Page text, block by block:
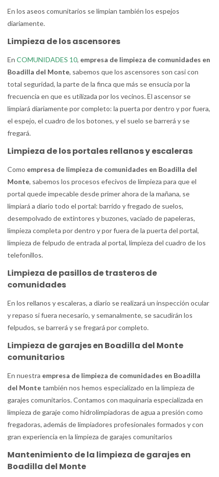
En los aseos comunitarios se limpian también los espejos
diariamente.
Limpieza de los ascensores
En COMUNIDADES 10, empresa de limpieza de comunidades en
Boadilla del Monte, sabemos que los ascensores son casi con
total seguridad, la parte de la finca que más se ensucia por la
frecuencia en que es utilizada por los vecinos. El ascensor se
limpiará diariamente por completo: la puerta por dentro y por fuera,
el espejo, el cuadro de los botones, y el suelo se barrerá y se
fregará.
Limpieza de los portales rellanos y escaleras
Como empresa de limpieza de comunidades en Boadilla del
Monte, sabemos los procesos efecivos de limpieza para que el
portal quede impecable desde primer ahora de la mañana, se
limpiará a diario todo el portal: barrido y fregado de suelos,
desempolvado de extintores y buzones, vaciado de papeleras,
limpieza completa por dentro y por fuera de la puerta del portal,
limpieza de felpudo de entrada al portal, limpieza del cuadro de los
telefonillos.
Limpieza de pasillos de trasteros de
comunidades
En los rellanos y escaleras, a diario se realizará un inspección ocular
y repaso si fuera necesario, y semanalmente, se sacudirán los
felpudos, se barrerá y se fregará por completo.
Limpieza de garajes en Boadilla del Monte
comunitarios
En nuestra empresa de limpieza de comunidades en Boadilla
del Montetambién nos hemos especializado en la limpieza de
garajes comunitarios. Contamos con maquinaria especializada en
limpieza de garaje como hidrolimpiadoras de agua a presión como
fregadoras, además de limpiadores profesionales formados y con
gran experiencia en la limpieza de garajes comunitarios
Mantenimiento de la limpieza de garajes en
Boadilla del Monte